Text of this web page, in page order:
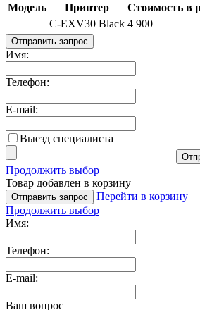
Модель
Принтер Стоимость в
C-EXV30 Black 4 900
Отправить запрос
Имя:
Телефон:
E-mail:
Выезд специалиста
Продолжить выбор
Товар добавлен в корзину
Отправить запрос
Перейти в корзину
Продолжить выбор
Имя:
Телефон:
E-mail:
Ваш вопрос